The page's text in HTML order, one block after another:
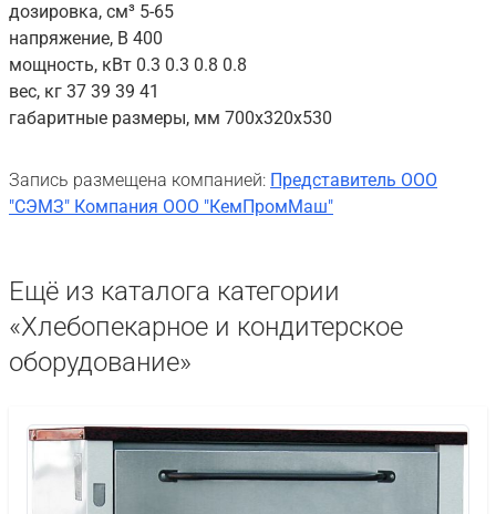
дозировка, см³ 5-65
напряжение, В 400
мощность, кВт 0.3 0.3 0.8 0.8
вес, кг 37 39 39 41
габаритные размеры, мм 700x320x530
Запись размещена компанией: Представитель ООО
"СЭМЗ" Компания ООО "КемПромМаш"
Ещё из каталога категории
«Хлебопекарное и кондитерское
оборудование»